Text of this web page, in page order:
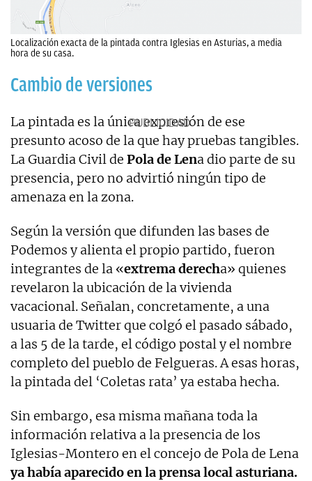
Localización exacta de la pintada contra Iglesias en Asturias, a media
hora de su casa.
Cambio de versiones
La pintada es la única expresión de ese
presunto acoso de la que hay pruebas tangibles.
La Guardia Civil de Pola de Lena dio parte de su
presencia, pero no advirtió ningún tipo de
amenaza en la zona.
Según la versión que difunden las bases de
Podemos y alienta el propio partido, fueron
integrantes de la «extrema derecha» quienes
revelaron la ubicación de la vivienda
vacacional. Señalan, concretamente, a una
usuaria de Twitter que colgó el pasado sábado,
a las 5 de la tarde, el código postal y el nombre
completo del pueblo de Felgueras. A esas horas,
la pintada del ‘Coletas rata’ ya estaba hecha.
Sin embargo, esa misma mañana toda la
información relativa a la presencia de los
Iglesias-Montero en el concejo de Pola de Lena
ya había aparecido en la prensa local asturiana.